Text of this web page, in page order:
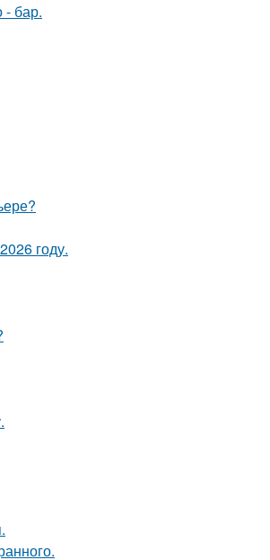
- бар.
году.